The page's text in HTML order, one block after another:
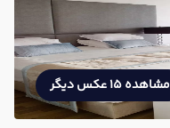
مشاهده 15 عکس دیگر